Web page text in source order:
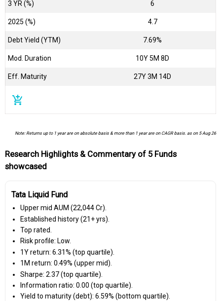
3 YR (%) 6
2025 (%) 4.7
Debt Yield (YTM) 7.69%
Mod. Duration 10Y 5M 8D
Eff. Maturity 27Y 3M 14D
add_shopping_cart
Note: Returns up to 1 year are on absolute basis & more than 1 year are on CAGR basis. as on 5 Aug 26
Research Highlights & Commentary of 5 Funds
showcased
Tata Liquid Fund
Upper mid AUM (₹22,044 Cr).
Established history (21+ yrs).
Top rated.
Risk profile: Low.
1Y return: 6.31% (top quartile).
1M return: 0.49% (upper mid).
Sharpe: 2.37 (top quartile).
Information ratio: 0.00 (top quartile).
Yield to maturity (debt): 6.59% (bottom quartile).